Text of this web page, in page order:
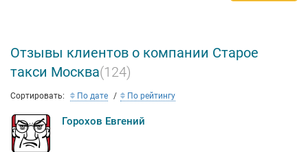
Отзывы клиентов о компании Старое
такси Москва(124)
Сортировать: По дате По рейтингу
Горохов Евгений